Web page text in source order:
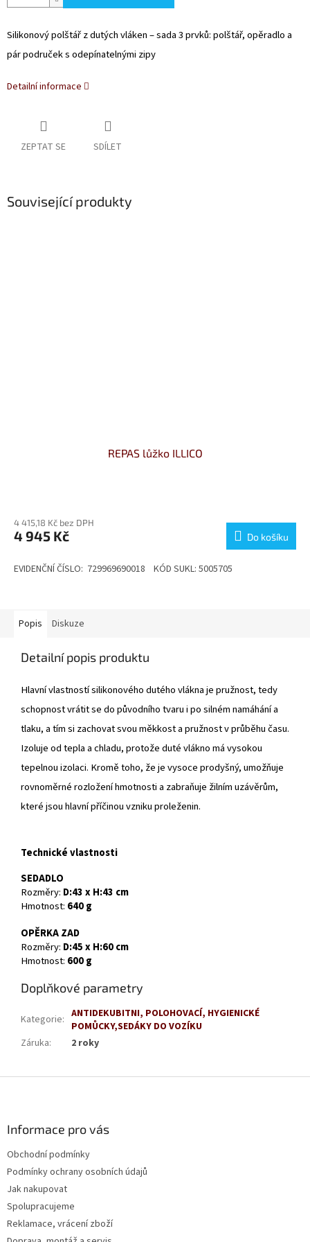
Silikonový polštář z dutých vláken – sada 3 prvků: polštář, opěradlo a
pár područek s odepínatelnými zipy
Detailní informace
ZEPTAT SE SDÍLET
Související produkty
REPAS lůžko ILLICO
4 415,18 Kč bez DPH
4 945 Kč Do košíku
EVIDENČNÍ ČÍSLO: 729969690018 KÓD SUKL: 5005705
Popis Diskuze
Detailní popis produktu
Hlavní vlastností silikonového dutého vlákna je pružnost, tedy
schopnost vrátit se do původního tvaru i po silném namáhání a
tlaku, a tím si zachovat svou měkkost a pružnost v průběhu času.
Izoluje od tepla a chladu, protože duté vlákno má vysokou
tepelnou izolaci. Kromě toho, že je vysoce prodyšný, umožňuje
rovnoměrné rozložení hmotnosti a zabraňuje žilním uzávěrům,
které jsou hlavní příčinou vzniku proleženin.
Technické vlastnosti
SEDADLO
Rozměry: D:43 x H:43 cm
Hmotnost: 640 g
OPĚRKA ZAD
Rozměry: D:45 x H:60 cm
Hmotnost: 600 g
Doplňkové parametry
Kategorie: ANTIDEKUBITNI, POLOHOVACÍ, HYGIENICKÉ
POMŮCKY,SEDÁKY DO VOZÍKU
Záruka: 2 roky
Informace pro vás
Obchodní podmínky
Podmínky ochrany osobních údajů
Jak nakupovat
Spolupracujeme
Reklamace, vrácení zboží